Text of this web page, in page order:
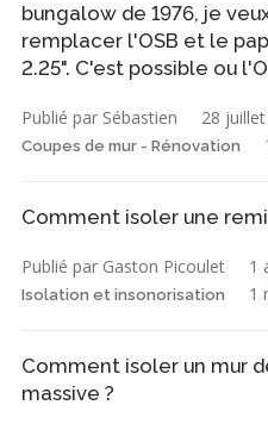
bungalow de 1976, je
remplacer l'OSB et le
2.25". C'est possible ou
Publié par Sébastien 28
Coupes de mur - Rénovation
Comment isoler une
Publié par Gaston Picoulet 1
Isolation et insonorisation 1
Comment isoler un mur
massive ?